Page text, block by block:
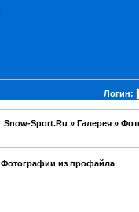
Логин:
Snow-Sport.Ru » Галерея »
Фотографии из профайла